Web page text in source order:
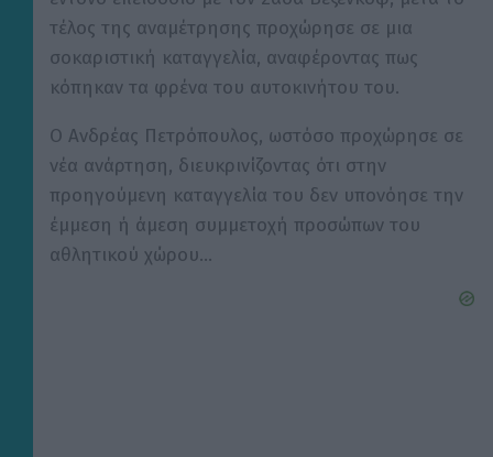
τέλος της αναμέτρησης προχώρησε σε μια
σοκαριστική καταγγελία, αναφέροντας πως
κόπηκαν τα φρένα του αυτοκινήτου του.
Ο Ανδρέας Πετρόπουλος, ωστόσο προχώρησε σε
νέα ανάρτηση, διευκρινίζοντας ότι στην
προηγούμενη καταγγελία του δεν υπονόησε την
έμμεση ή άμεση συμμετοχή προσώπων του
αθλητικού χώρου…